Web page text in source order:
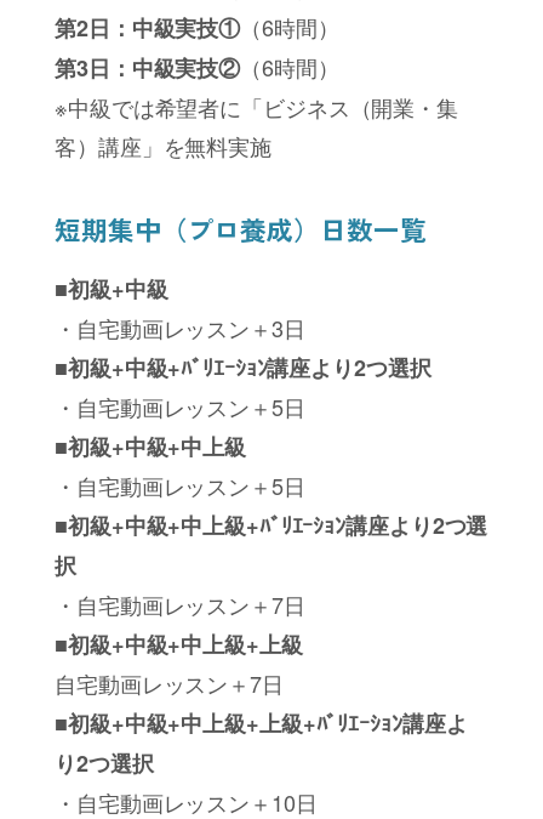
第2日：中級実技①（6時間）
第3日：中級実技②（6時間）
※中級では希望者に「ビジネス（開業・集
客）講座」を無料実施
短期集中（プロ養成）日数一覧
■初級+中級
・自宅動画レッスン＋3日
■初級+中級+ﾊﾞﾘｴｰｼｮﾝ講座より2つ選択
・自宅動画レッスン＋5日
■初級+中級+中上級
・自宅動画レッスン＋5日
■初級+中級+中上級+ﾊﾞﾘｴｰｼｮﾝ講座より2つ選
択
・自宅動画レッスン＋7日
■初級+中級+中上級+上級
自宅動画レッスン＋7日
■初級+中級+中上級+上級+ﾊﾞﾘｴｰｼｮﾝ講座よ
り2つ選択
・自宅動画レッスン＋10日